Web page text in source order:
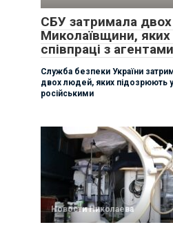
СБУ затримала
Миколаївщини,
співпраці з
Служба безпеки України
двох людей, яких підозрюють у
російськими
Новости Николаева